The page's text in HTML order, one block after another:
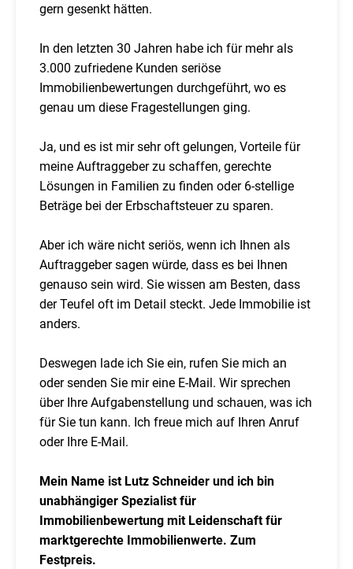
gern gesenkt hätten.
In den letzten 30 Jahren habe ich für mehr als
3.000 zufriedene Kunden seriöse
Immobilienbewertungen durchgeführt, wo es
genau um diese Fragestellungen ging.
Ja, und es ist mir sehr oft gelungen, Vorteile für
meine Auftraggeber zu schaffen, gerechte
Lösungen in Familien zu finden oder 6-stellige
Beträge bei der Erbschaftsteuer zu sparen.
Aber ich wäre nicht seriös, wenn ich Ihnen als
Auftraggeber sagen würde, dass es bei Ihnen
genauso sein wird. Sie wissen am Besten, dass
der Teufel oft im Detail steckt. Jede Immobilie ist
anders.
Deswegen lade ich Sie ein, rufen Sie mich an
oder senden Sie mir eine E-Mail. Wir sprechen
über Ihre Aufgabenstellung und schauen, was ich
für Sie tun kann. Ich freue mich auf Ihren Anruf
oder Ihre E-Mail.
Mein Name ist Lutz Schneider und ich bin
unabhängiger Spezialist für
Immobilienbewertung mit Leidenschaft für
marktgerechte Immobilienwerte. Zum
Festpreis.